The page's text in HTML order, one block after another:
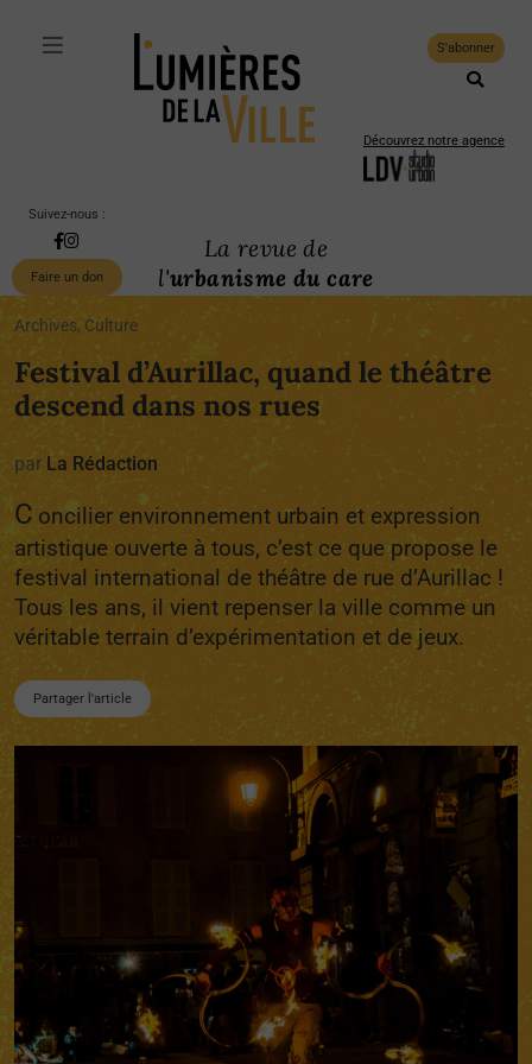
S'abonner
Découvrez notre agence
Suivez-nous :
Faire un don
La revue de
l'urbanisme du care
Archives, Culture
Festival d’Aurillac, quand le théâtre
descend dans nos rues
par La Rédaction
C oncilier environnement urbain et expression
artistique ouverte à tous, c’est ce que propose le
festival international de théâtre de rue d’Aurillac !
Tous les ans, il vient repenser la ville comme un
véritable terrain d’expérimentation et de jeux.
Partager l'article